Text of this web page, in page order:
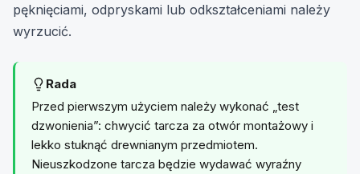
pęknięciami, odpryskami lub odkształceniami należy
wyrzucić.
Rada
Przed pierwszym użyciem należy wykonać „test
dzwonienia”: chwycić tarcza za otwór montażowy i
lekko stuknąć drewnianym przedmiotem.
Nieuszkodzone tarcza będzie wydawać wyraźny